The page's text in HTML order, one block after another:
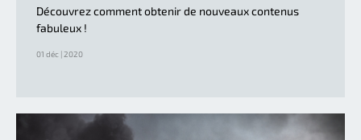
Découvrez comment obtenir de nouveaux contenus
fabuleux !
01 déc | 2020